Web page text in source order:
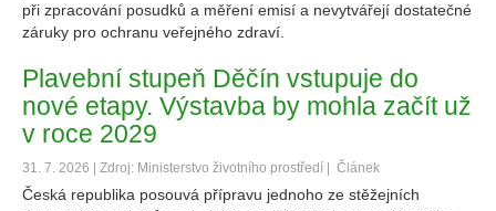
při zpracování posudků a měření emisí a nevytvářejí dostatečné
záruky pro ochranu veřejného zdraví.
Plavební stupeň Děčín vstupuje do
nové etapy. Výstavba by mohla začít už
v roce 2029
31. 7. 2026 | Zdroj: Ministerstvo životního prostředí | Článek
Česká republika posouvá přípravu jednoho ze stěžejních